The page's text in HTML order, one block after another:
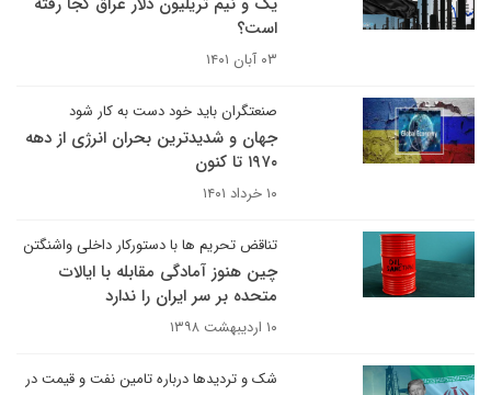
است؟
۰۳ آبان ۱۴۰۱
صنعتگران باید خود دست به کار شود
جهان و شدیدترین بحران انرژی از دهه
۱۹۷۰ تا کنون
۱۰ خرداد ۱۴۰۱
تناقض تحریم ها با دستورکار داخلی واشنگتن
چین هنوز آمادگی مقابله با ایالات
متحده بر سر ایران را ندارد
۱۰ اردیبهشت ۱۳۹۸
شک و تردیدها درباره تامین نفت و قیمت در